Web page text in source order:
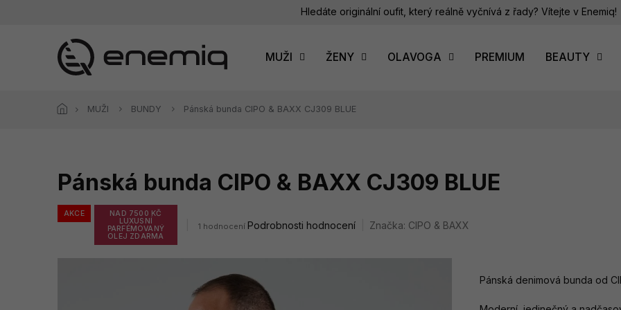
Hledáte originální oufit, který reálně vyčnívá z řady? Vítejte v Enemiq!
MUŽI ŽENY OLAVOGA PREMIUM BEAUTY
MUŽI BUNDY Pánská bunda CIPO & BAXX CJ309 BLUE
Pánská bunda CIPO & BAXX CJ309 BLUE
AKCE
NAD 7500 KČ
LUXUSNÍ
PARFÉMOVANÝ
OLEJ ZDARMA
Průměrné
5,0
z
1 hodnocení Podrobnosti hodnocení Značka: CIPO & BAXX
Pánská denimová bunda od